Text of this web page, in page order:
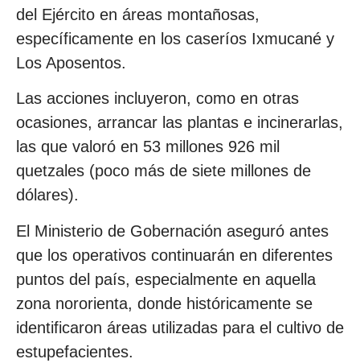
del Ejército en áreas montañosas,
específicamente en los caseríos Ixmucané y
Los Aposentos.
Las acciones incluyeron, como en otras
ocasiones, arrancar las plantas e incinerarlas,
las que valoró en 53 millones 926 mil
quetzales (poco más de siete millones de
dólares).
El Ministerio de Gobernación aseguró antes
que los operativos continuarán en diferentes
puntos del país, especialmente en aquella
zona nororienta, donde históricamente se
identificaron áreas utilizadas para el cultivo de
estupefacientes.